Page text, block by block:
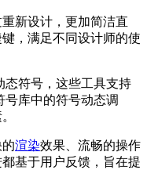
新设计，更加简洁直
，满足不同设计师的使
号，这些工具支持
号库中的符号动态调
的渲染效果、流畅的操作
基于用户反馈，旨在提